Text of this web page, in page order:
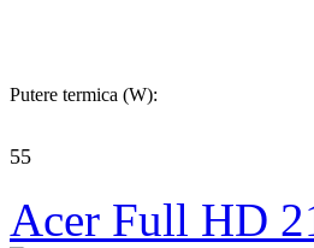
Putere termica (W):
55
Acer Full HD